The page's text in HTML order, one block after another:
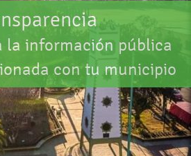
la información pública
con tu municipio